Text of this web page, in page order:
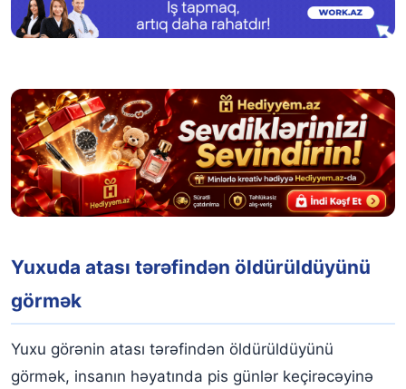
Yuxuda atası tərəfindən öldürüldüyünü
görmək
Yuxu görənin atası tərəfindən öldürüldüyünü
görmək, insanın həyatında pis günlər keçirəcəyinə